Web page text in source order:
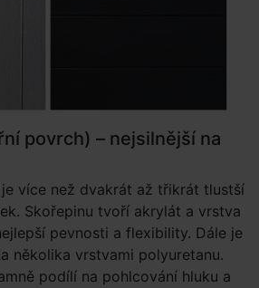
povrch) – nejsilnější na
více než dvakrát až třikrát tlustší
Skořepinu tvoří akrylát a vrstva
pevnosti a flexibility. Dále je
několika vrstvami polyuretanu.
podílí na pohlcování hluku a